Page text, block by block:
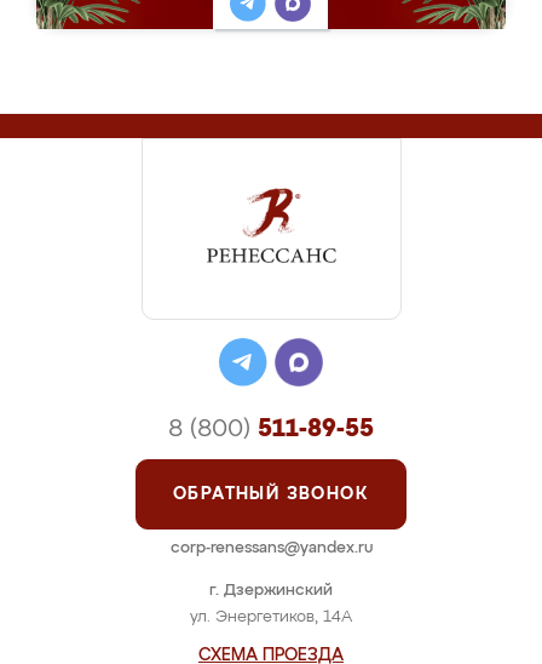
г. Дзержинский
ул. Энергетиков, 14А
СХЕМА ПРОЕЗДА
8 (800) 511-89-55
ОБРАТНЫЙ ЗВОНОК
corp-renessans@yandex.ru